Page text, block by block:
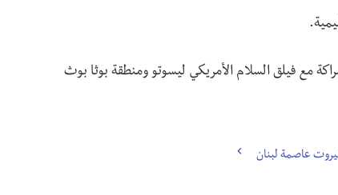
مع فيلق السلام الأمريكي ليسوتو ومنطقة بوثا بوث
عاصمة لبنان